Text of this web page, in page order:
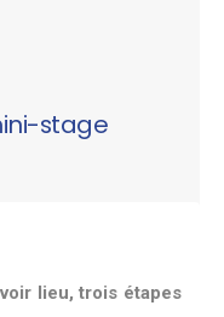
stage
lieu, trois étapes